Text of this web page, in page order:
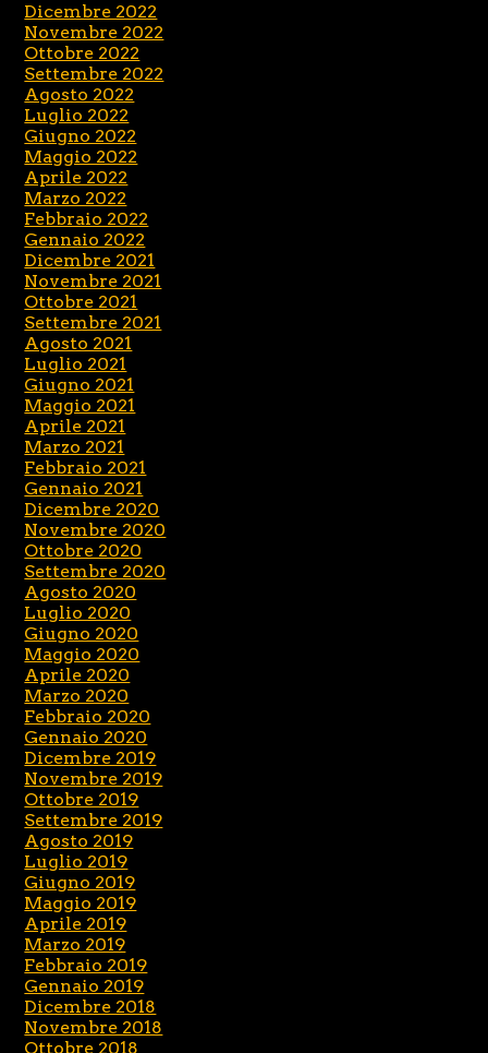
Dicembre 2022
Novembre 2022
Ottobre 2022
Settembre 2022
Agosto 2022
Luglio 2022
Giugno 2022
Maggio 2022
Aprile 2022
Marzo 2022
Febbraio 2022
Gennaio 2022
Dicembre 2021
Novembre 2021
Ottobre 2021
Settembre 2021
Agosto 2021
Luglio 2021
Giugno 2021
Maggio 2021
Aprile 2021
Marzo 2021
Febbraio 2021
Gennaio 2021
Dicembre 2020
Novembre 2020
Ottobre 2020
Settembre 2020
Agosto 2020
Luglio 2020
Giugno 2020
Maggio 2020
Aprile 2020
Marzo 2020
Febbraio 2020
Gennaio 2020
Dicembre 2019
Novembre 2019
Ottobre 2019
Settembre 2019
Agosto 2019
Luglio 2019
Giugno 2019
Maggio 2019
Aprile 2019
Marzo 2019
Febbraio 2019
Gennaio 2019
Dicembre 2018
Novembre 2018
Ottobre 2018